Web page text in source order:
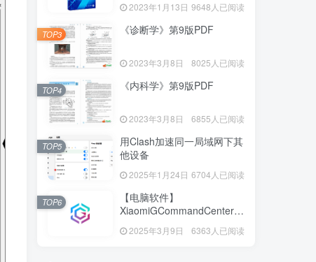
2023年1月13日 9648人已阅读
《诊断学》第9版PDF
2023年3月8日 8025人已阅读
TOP3
《内科学》第9版PDF
2023年3月8日 6855人已阅读
TOP4
用Clash加速同一局域网下其
他设备
2025年1月24日 6704人已阅读
TOP5
【电脑软件】
XiaomiGCommandCenter—
小米G控制中心
2025年3月9日 6363人已阅读
TOP6